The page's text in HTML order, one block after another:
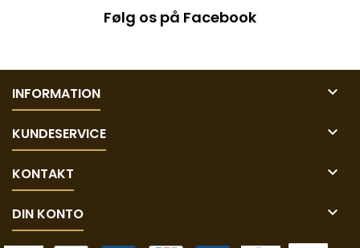
Følg os på Facebook
INFORMATION 
KUNDESERVICE 
KONTAKT 
DIN KONTO 